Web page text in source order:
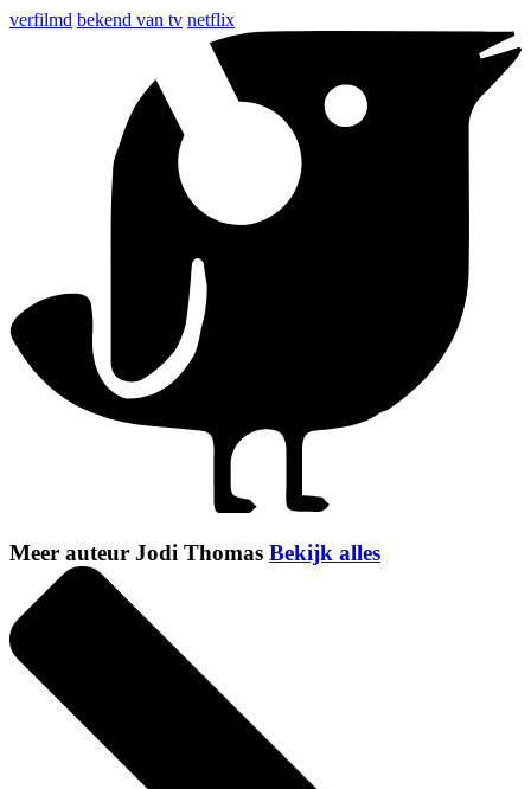
verfilmd bekend van tv netflix
Meer auteur Jodi Thomas Bekijk alles